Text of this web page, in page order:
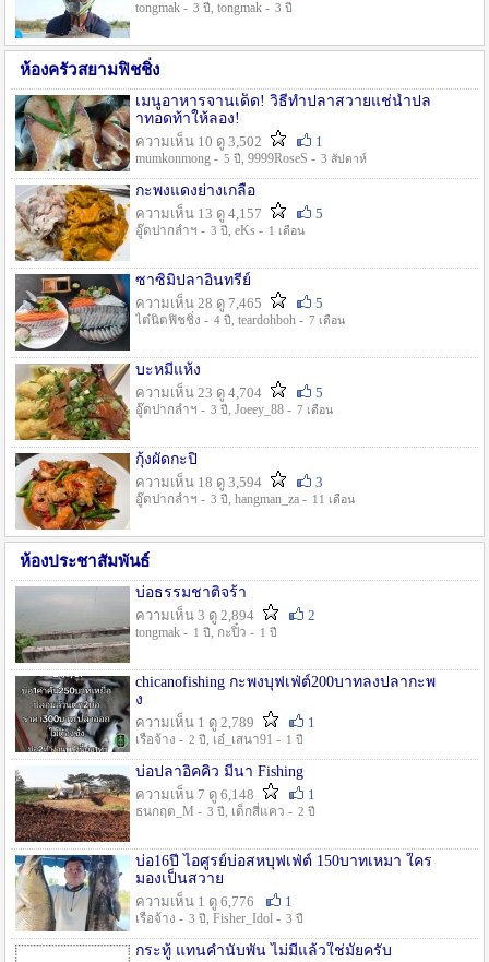
tongmak - 3 ปี , tongmak - 3 ปี
ห้องครัวสยามฟิชชิ่ง
เมนูอาหารจานเด็ด! วิธีทำปลาสวายแช่น้ำปล
าทอดท้าให้ลอง!
ความเห็น 10 ดู 3,502
1
mumkonmong - 5 ปี , 9999RoseS - 3 สัปดาห์
กะพงแดงย่างเกลือ
ความเห็น 13 ดู 4,157
5
อู๊ดปากลำฯ - 3 ปี , eKs - 1 เดือน
ซาซิมิปลาอินทรีย์
ความเห็น 28 ดู 7,465
5
ไต๋นิตฟิชชิ่ง - 4 ปี , teardohboh - 7 เดือน
บะหมี่แห้ง
ความเห็น 23 ดู 4,704
5
อู๊ดปากลำฯ - 3 ปี , Joeey_88 - 7 เดือน
กุ้งผัดกะปิ
ความเห็น 18 ดู 3,594
3
อู๊ดปากลำฯ - 3 ปี , hangman_za - 11 เดือน
ห้องประชาสัมพันธ์
บ่อธรรมชาติจร้า
ความเห็น 3 ดู 2,894
2
tongmak - 1 ปี , กะปิ๋ว - 1 ปี
chicanofishing กะพงบุฟเฟ่ต์200บาทลงปลากะพ
ง
ความเห็น 1 ดู 2,789
1
เรือจ้าง - 2 ปี , เอ๋_เสนา91 - 1 ปี
บ่อปลาอิคคิว มีนา Fishing
ความเห็น 7 ดู 6,148
1
ธนกฤต_M - 3 ปี , เด็กสี่แคว - 2 ปี
บ่อ16ปี ไอศูรย์บ่อสหบุฟเฟ่ต์ 150บาทเหมา ใคร
มองเป็นสวาย
ความเห็น 1 ดู 6,776
1
เรือจ้าง - 3 ปี , Fisher_Idol - 3 ปี
กระทู้ แทนคำนับพัน ไม่มีแล้วใช่มั๊ยครับ